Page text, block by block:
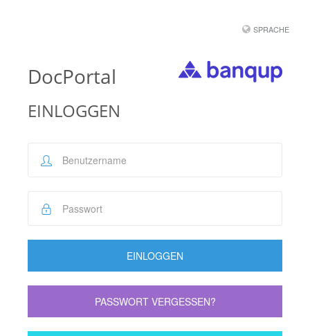
SPRACHE
DocPortal
EINLOGGEN
EINLOGGEN
PASSWORT VERGESSEN?